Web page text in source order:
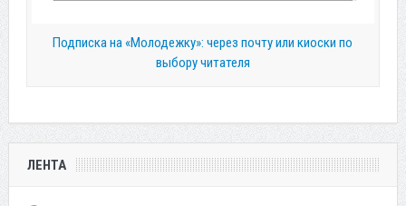
Подписка на «Молодежку»: через почту или киоски по
выбору читателя
ЛЕНТА